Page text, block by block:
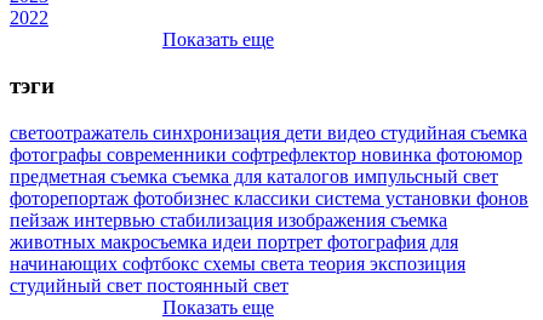
2022
Показать еще
тэги
светоотражатель синхронизация дети видео студийная съемка
фотографы современники софтрефлектор новинка фотоюмор
предметная съемка съемка для каталогов импульсный свет
фоторепортаж фотобизнес классики система установки фонов
пейзаж интервью стабилизация изображения съемка
животных макросъемка идеи портрет фотография для
начинающих софтбокс схемы света теория экспозиция
студийный свет постоянный свет
Показать еще